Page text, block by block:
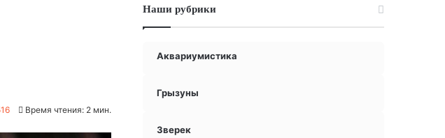
Время чтения: 2 мин.
Наши рубрики
Аквариумистика
Грызуны
Зверек